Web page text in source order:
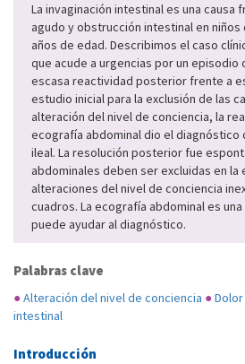
La invaginación intestinal es una causa
agudo y obstrucción intestinal en
años de edad. Describimos el caso
que acude a urgencias por un
escasa reactividad posterior frente a
estudio inicial para la exclusión de las
alteración del nivel de conciencia, la
ecografía abdominal dio el diagnóstico
ileal. La resolución posterior fue
abdominales deben ser excluidas en
alteraciones del nivel de conciencia
cuadros. La ecografía abdominal es
puede ayudar al diagnóstico.
Palabras clave
●Alteración del nivel de conciencia ●
intestinal
Introducción